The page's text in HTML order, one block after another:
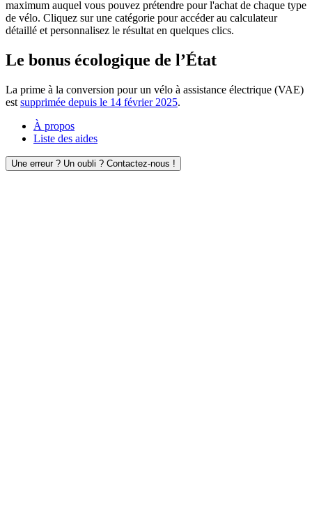
maximum auquel vous pouvez prétendre pour l'achat de chaque type
de vélo. Cliquez sur une catégorie pour accéder au calculateur
détaillé et personnalisez le résultat en quelques clics.
Le bonus écologique de l’État
La prime à la conversion pour un vélo à assistance électrique (VAE)
est supprimée depuis le 14 février 2025.
À propos
Liste des aides
Une erreur ? Un oubli ? Contactez-nous !